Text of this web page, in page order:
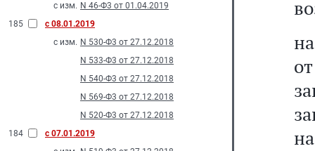
с изм. N 46-Ф3 от 01.04.2019
185
с 08.01.2019
с изм. N 530-Ф3 от 27.12.2018
N 533-Ф3 от 27.12.2018
N 540-Ф3 от 27.12.2018
N 569-Ф3 от 27.12.2018
N 520-Ф3 от 27.12.2018
184
с 07.01.2019